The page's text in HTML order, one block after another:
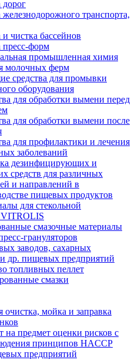
транспорта,
чистка бассейнов
форм
промышленная химия
молочных ферм
средства для промывки
оборудования
для обработки вымени перед
для обработки вымени после
для профилактики и лечения
заболеваний
дезинфицирующих и
средств для различных
и направлений в
пищевых продуктов
для стекольной
смазочные материалы
грануляторов
заводов, сахарных
др. пищевых предприятий
топливных пеллет
смазки
очистка, мойка и заправка
на предмет оценки рисков с
принципов HACCP
предприятий